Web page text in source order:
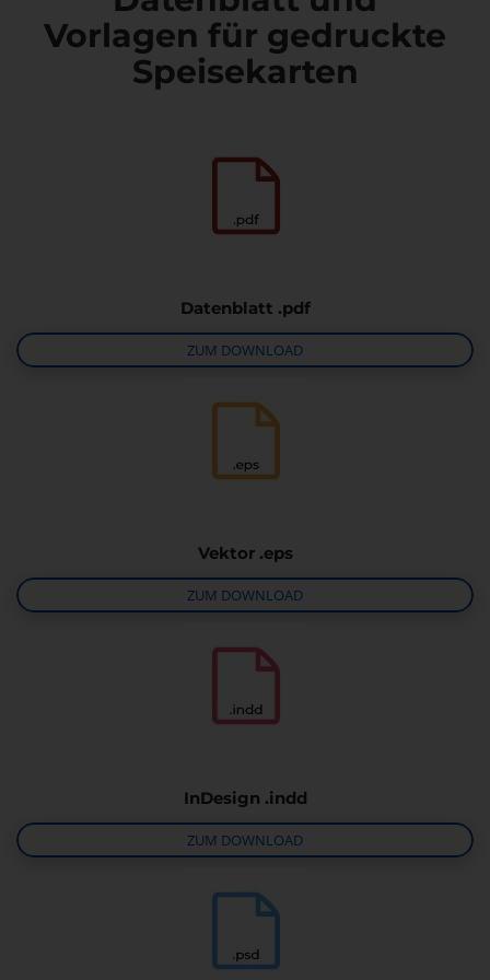
Vorlagen für gedruckte
Speisekarten
Datenblatt .pdf
ZUM DOWNLOAD
Vektor .eps
ZUM DOWNLOAD
InDesign .indd
ZUM DOWNLOAD